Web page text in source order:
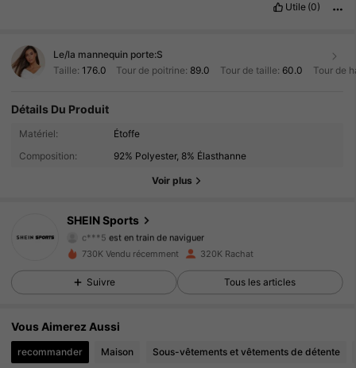
Utile (0)
Le/la mannequin porte:S
Taille: 176.0 Tour de poitrine: 89.0 Tour de taille: 60.0 Tour de
Détails Du Produit
Matériel:
Étoffe
Composition:
92% Polyester, 8% Élasthanne
Voir plus
SHEIN Sports
179K Suiveurs
c***5 est en train de naviguer
4.94
179K Suiveurs
4.94 179K Suiveurs
730K Vendu récemment 320K Rachat
Suivre Tous les articles
Vous Aimerez Aussi
recommander Maison Sous-vêtements et vêtements de détente